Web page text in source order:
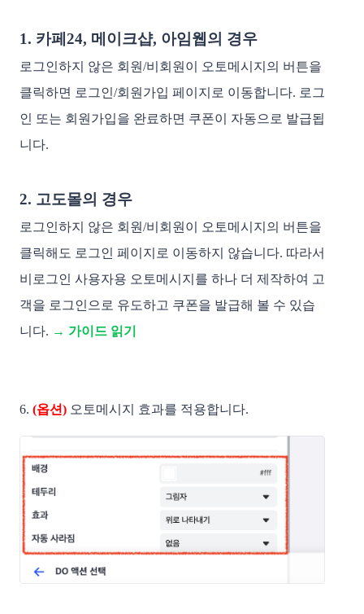
1. 카페24, 메이크샵, 아임웹의 경우
로그인하지 않은 회원/비회원이 오토메시지의 버튼을
클릭하면 로그인/회원가입 페이지로 이동합니다. 로그
인 또는 회원가입을 완료하면 쿠폰이 자동으로 발급됩
니다.
2. 고도몰의 경우
로그인하지 않은 회원/비회원이 오토메시지의 버튼을
클릭해도 로그인 페이지로 이동하지 않습니다. 따라서
비로그인 사용자용 오토메시지를 하나 더 제작하여 고
객을 로그인으로 유도하고 쿠폰을 발급해 볼 수 있습
니다. → 가이드 읽기
6. (옵션) 오토메시지 효과를 적용합니다.